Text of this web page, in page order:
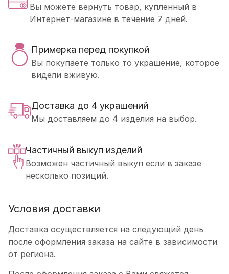
Вы можете вернуть товар, купленный в
Интернет-магазине в течение 7 дней.
Примерка перед покупкой
Вы покупаете только то украшение, которое
видели вживую.
Доставка до 4 украшений
Мы доставляем до 4 изделия на выбор.
Частичный выкуп изделий
Возможен частичный выкуп если в заказе
несколько позиций.
Условия доставки
Доставка осуществляется на следующий день
после оформления заказа на сайте в зависимости
от региона.